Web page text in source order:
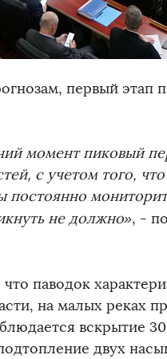
первый этап
момент пиковый
с учетом того,
не должно», -
паводок
на малых реках
вскрытие
двух